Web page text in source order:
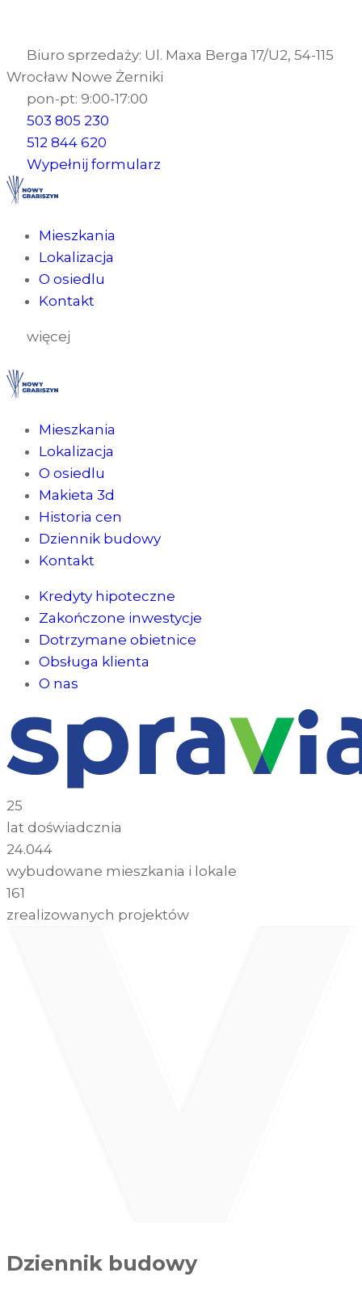
Biuro sprzedaży: Ul. Maxa Berga 17/U2, 54-115
Wrocław Nowe Żerniki
pon-pt: 9:00-17:00
503 805 230
512 844 620
Wypełnij formularz
Mieszkania
Lokalizacja
O osiedlu
Kontakt
więcej
Mieszkania
Lokalizacja
O osiedlu
Makieta 3d
Historia cen
Dziennik budowy
Kontakt
Kredyty hipoteczne
Zakończone inwestycje
Dotrzymane obietnice
Obsługa klienta
O nas
25
lat doświadcznia
24.044
wybudowane mieszkania i lokale
161
zrealizowanych projektów
Dziennik budowy